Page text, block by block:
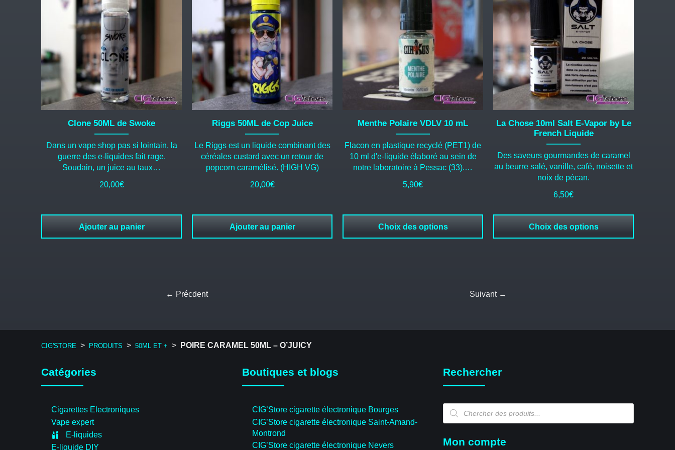
Clone 50ML de Swoke
Dans un vape shop pas si lointain, la
guerre des e-liquides fait rage.
Soudain, un juice au taux…
20,00€
Ajouter au panier
Riggs 50ML de Cop Juice
Le Riggs est un liquide combinant des
céréales custard avec un retour de
popcorn caramélisé. (HIGH VG)
20,00€
Ajouter au panier
Menthe Polaire VDLV 10 mL
Flacon en plastique recyclé (PET1) de
10 ml d'e-liquide élaboré au sein de
notre laboratoire à Pessac (33).…
5,90€
Choix des options
plusieurs
peuvent
être
choisies
produit
La Chose 10ml Salt E-Vapor by Le
French Liquide
Des saveurs gourmandes de caramel
au beurre salé, vanille, café, noisette et
noix de pécan.
6,50€
Choix des options
variations.
Les
options
peuvent
être
choisies
sur
la
produit
← Précdent Suivant →
CIG'STORE > PRODUITS > 50ML ET + > POIRE CARAMEL 50ML – O’JUICY
Catégories
Cigarettes Electroniques
Vape expert
E-liquides
E-liquide DIY
Boutiques et blogs
CIG’Store cigarette électronique Bourges
CIG’Store cigarette électronique Saint-Amand-
Montrond
CIG’Store cigarette électronique Nevers
Rechercher
Recherche
Mon compte